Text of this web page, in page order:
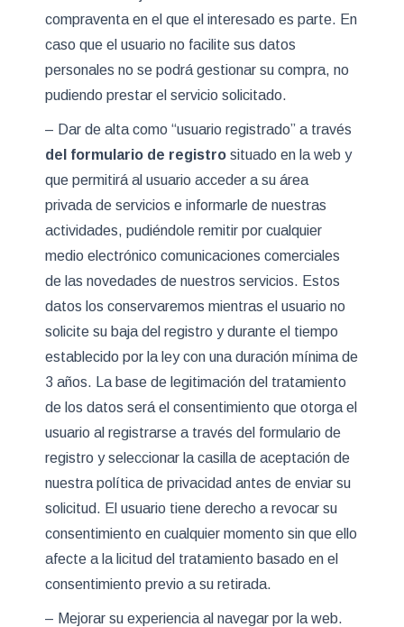
compraventa en el que el interesado es parte. En
caso que el usuario no facilite sus datos
personales no se podrá gestionar su compra, no
pudiendo prestar el servicio solicitado.
– Dar de alta como “usuario registrado” a través
del formulario de registro situado en la web y
que permitirá al usuario acceder a su área
privada de servicios e informarle de nuestras
actividades, pudiéndole remitir por cualquier
medio electrónico comunicaciones comerciales
de las novedades de nuestros servicios. Estos
datos los conservaremos mientras el usuario no
solicite su baja del registro y durante el tiempo
establecido por la ley con una duración mínima de
3 años. La base de legitimación del tratamiento
de los datos será el consentimiento que otorga el
usuario al registrarse a través del formulario de
registro y seleccionar la casilla de aceptación de
nuestra política de privacidad antes de enviar su
solicitud. El usuario tiene derecho a revocar su
consentimiento en cualquier momento sin que ello
afecte a la licitud del tratamiento basado en el
consentimiento previo a su retirada.
– Mejorar su experiencia al navegar por la web.